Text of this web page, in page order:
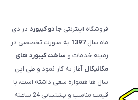
فروشگاه اینترنتی جادو کیبورد در دی
ماه سال1397 به صورت تخصصی در
زمینه خدمات و ساخت کیبورد های
مکانیکالآغاز به کار نمود و طی این
سال ها همواره سعی داشته است، با
قیمت‌ مناسب و پشتیبانی 24 ساعته